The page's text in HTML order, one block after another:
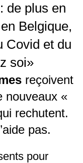
de plus en
Belgique,
Covid et du
soi»
reçoivent
nouveaux «
rechutent.
pas.
pour